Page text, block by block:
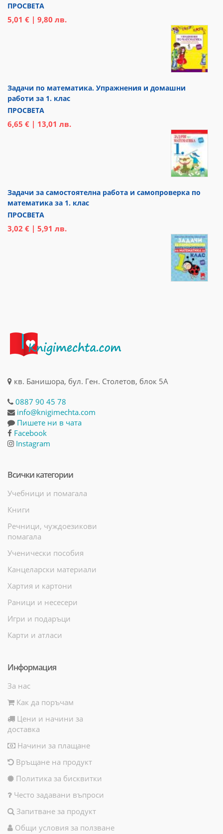
ПРОСВЕТА
5,01 € | 9,80 лв.
Задачи по математика. Упражнения и домашни
работи за 1. клас
ПРОСВЕТА
6,65 € | 13,01 лв.
Задачи за самостоятелна работа и самопроверка по
математика за 1. клас
ПРОСВЕТА
3,02 € | 5,91 лв.
кв. Банишора, бул. Ген. Столетов, блок 5А
0887 90 45 78
info@knigimechta.com
Пишете ни в чата
Facebook
Instagram
Всички категории
Учебници и помагала
Книги
Речници, чуждоезикови
помагала
Ученически пособия
Канцеларски материали
Хартия и картони
Раници и несесери
Игри и подаръци
Карти и атласи
Информация
За нас
Как да поръчам
Цени и начини за
доставка
Начини за плащане
Връщане на продукт
Политика за бисквитки
Често задавани въпроси
Запитване за продукт
Общи условия за ползване